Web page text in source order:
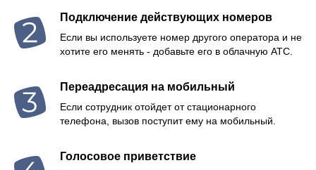
Подключение действующих номеров
Если вы используете номер другого оператора и не
хотите его менять - добавьте его в облачную АТС.
Переадресация на мобильный
Если сотрудник отойдет от стационарного
телефона, вызов поступит ему на мобильный.
Голосовое приветствие